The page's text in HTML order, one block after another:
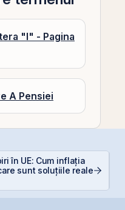
"I" - Pagina
A Pensiei
în UE: Cum inflația
sunt soluțiile reale